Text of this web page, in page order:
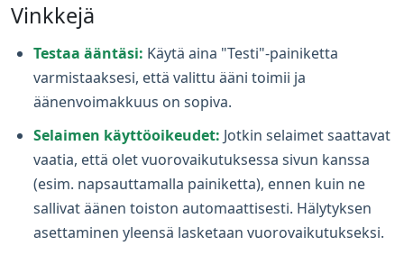
Vinkkejä
Testaa ääntäsi: Käytä aina "Testi"-painiketta
varmistaaksesi, että valittu ääni toimii ja
äänenvoimakkuus on sopiva.
Selaimen käyttöoikeudet: Jotkin selaimet saattavat
vaatia, että olet vuorovaikutuksessa sivun kanssa
(esim. napsauttamalla painiketta), ennen kuin ne
sallivat äänen toiston automaattisesti. Hälytyksen
asettaminen yleensä lasketaan vuorovaikutukseksi.